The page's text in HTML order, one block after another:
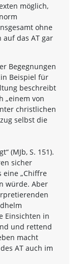
möglich,
ohne
das AT gar
Begegnungen
Beispiel für
beschreibt
„einem von
christlichen
selbst die
(MJb, S. 151).
sicher
„Chiffre
würde. Aber
Einsichten in
und rettend
macht
AT auch im